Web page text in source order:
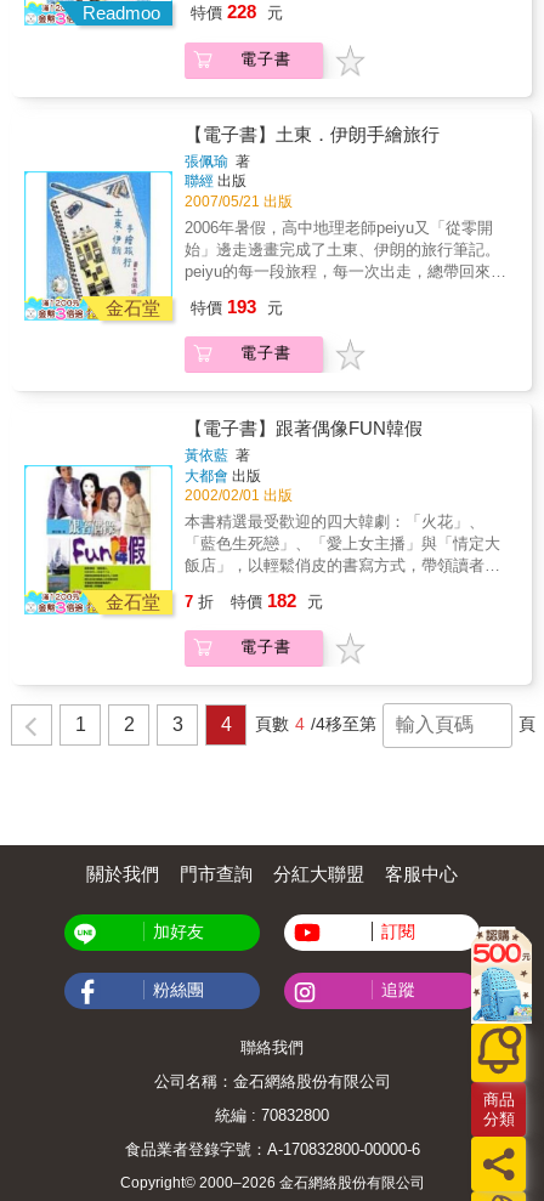
證、交通、住宿和飲食的注意事項，以及實際
議，讓心牽意動的讀者，也能跟著她的腳步，
一起探索土耳其！
Readmoo
遇？並不是她特別幸運，老是碰上精彩的人事
物，而是她願意打開眼睛，願意伸手，願意聆
聽而來。在她自稱「懶惰、笨蛋」的背後，事
種無可救葯的執著吧！延續上一回來不及漫遊
的土東，peiyu這次還深入伊朗，發現更多的珍
貴風景、熱情朋友。讀者可以從她認真用心的
手繪圖文中看得到。
特價 228 元
電子書
金石堂
【電子書】土東．伊朗手繪旅行
張佩瑜 著
聯經 出版
2007/05/21 出版
2006年暑假，高中地理老師peiyu又「從零開
始」邊走邊畫完成了土東、伊朗的旅行筆記。
peiyu的每一段旅程，每一次出走，總帶回來屬
遇？並不是她特別幸運，老是碰上精彩的人事
物，而是她願意打開眼睛，願意伸手，願意聆
聽而來。在她自稱「懶惰、笨蛋」的背後，事
種無可救葯的執著吧！延續上一回來不及漫遊
的土東，peiyu這次還深入伊朗，發現更多的珍
貴風景、熱情朋友。讀者可以從她認真用心的
手繪圖文中看得到。
特價 193 元
電子書
金石堂
【電子書】跟著偶像FUN韓假
黃依藍 著
大都會 出版
2002/02/01 出版
本書精選最受歡迎的四大韓劇：「火花」、
「藍色生死戀」、「愛上女主播」與「情定大
飯店」，以輕鬆俏皮的書寫方式，帶領讀者先
情與現實生活中的個性、私密檔案與趣味事。
受浪漫劇情影響，韓劇景點也成了熱門的旅遊
勝地。像是「火花」中的濟州島，「藍色生死
上女主播」的汝矣島、明洞，以及「情定大飯
店」的華克山莊等，都成為旅行社招攬觀光客
買特產與必嚐美食，成為一本集流行、旅遊、
購物與美食於一身的哈韓導覽書籍。
7 折 特價 182 元
電子書
1 2 3 4 頁數 4 /4移至第 頁
商品
分類
關於我們 門市查詢 分紅大聯盟 客服中心
加好友 訂閱
粉絲團 追蹤
聯絡我們
公司名稱：金石網絡股份有限公司
統編 : 70832800
食品業者登錄字號：A-170832800-00000-6
Copyright© 2000–2026 金石網絡股份有限公司